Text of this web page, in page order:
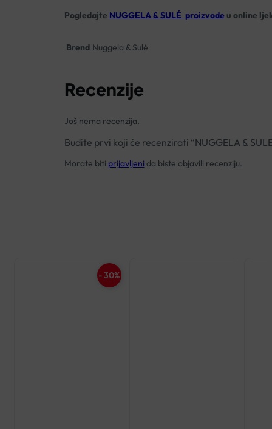
Pogledajte NUGGELA & SULÉ proizvodeu online
Brend Nuggela & Sulé
Recenzije
Još nema recenzija.
Budite prvi koji će recenzirati “NUGGELA &
Morate biti prijavljeni da biste objavili recenziju.
- 30%